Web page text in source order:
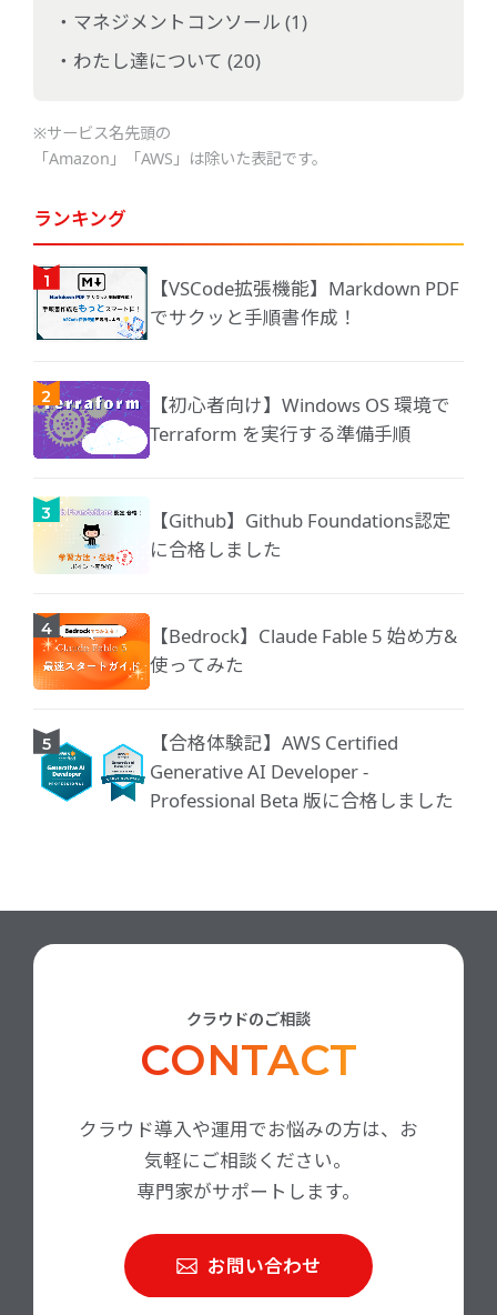
マネジメントコンソール (1)
わたし達について (20)
※サービス名先頭の
「Amazon」「AWS」は除いた表記です。
ランキング
【VSCode拡張機能】Markdown PDF
でサクッと手順書作成！
【初心者向け】Windows OS 環境で
Terraform を実行する準備手順
【Github】Github Foundations認定
に合格しました
【Bedrock】Claude Fable 5 始め方&
使ってみた
【合格体験記】AWS Certified
Generative AI Developer -
Professional Beta 版に合格しました
クラウドのご相談
CONTACT
クラウド導入や運用でお悩みの方は、お
気軽にご相談ください。
専門家がサポートします。
お問い合わせ